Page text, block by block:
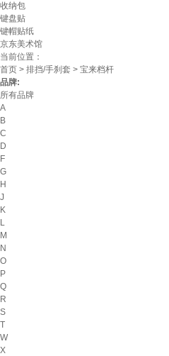
收纳包
键盘贴
键帽贴纸
京东美术馆
当前位置：
首页 > 排挡/手刹套 > 宝来档杆
品牌:
所有品牌
A
B
C
D
F
G
H
J
K
L
M
N
O
P
Q
R
S
T
W
X